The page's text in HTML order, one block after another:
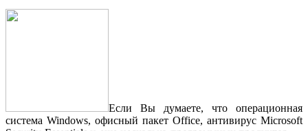
Если Вы думаете, что операционная
система Windows, офисный пакет Office, антивирус Microsoft